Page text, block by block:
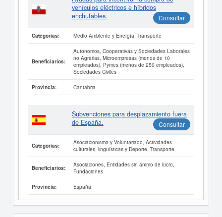
vehículos eléctricos e híbridos
enchufables.
Consultar
Categorías: Medio Ambiente y Energía, Transporte
Beneficiarios:
Autónomos, Cooperativas y Sociedades Laborales
no Agrarias, Microempresas (menos de 10
empleados), Pymes (menos de 250 empleados),
Sociedades Civiles
Provincia: Cantabria
Subvenciones para desplazamiento fuera
de España.
Consultar
Categorías:
Asociacionismo y Voluntariado, Actividades
culturales, lingüísticas y Deporte, Transporte
Beneficiarios:
Asociaciones, Entidades sin ánimo de lucro,
Fundaciones
Provincia: España